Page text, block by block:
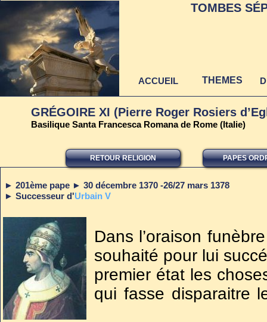
GRÉGOIRE XI (Pierre Roger Rosiers
Basilique Santa Francesca Romana de Rome (Italie)
► 201ème pape ► 30 décembre 1370 -26/27 mars 1378
► Successeur d'Urbain V
Dans l’oraison
souhaité pour lui
premier état les
qui fasse disparaitre
PAPES
RETOUR RELIGION
au 22 juin 2021
TOMBES
ACCUEIL THEMES